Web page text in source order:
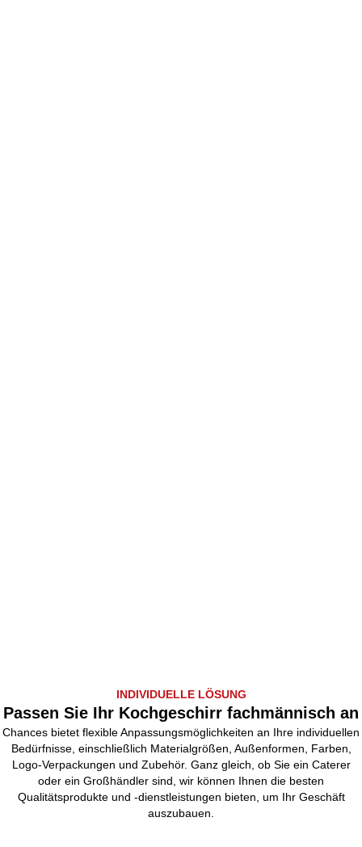
INDIVIDUELLE LÖSUNG
Passen Sie Ihr Kochgeschirr fachmännisch an
Chances bietet flexible Anpassungsmöglichkeiten an Ihre individuellen
Bedürfnisse, einschließlich Materialgrößen, Außenformen, Farben,
Logo-Verpackungen und Zubehör. Ganz gleich, ob Sie ein Caterer
oder ein Großhändler sind, wir können Ihnen die besten
Qualitätsprodukte und -dienstleistungen bieten, um Ihr Geschäft
auszubauen.